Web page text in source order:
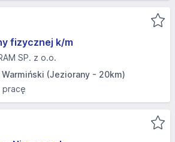
fizycznej k/m
SP. z o.o.
(Jeziorany - 20km)
pracę